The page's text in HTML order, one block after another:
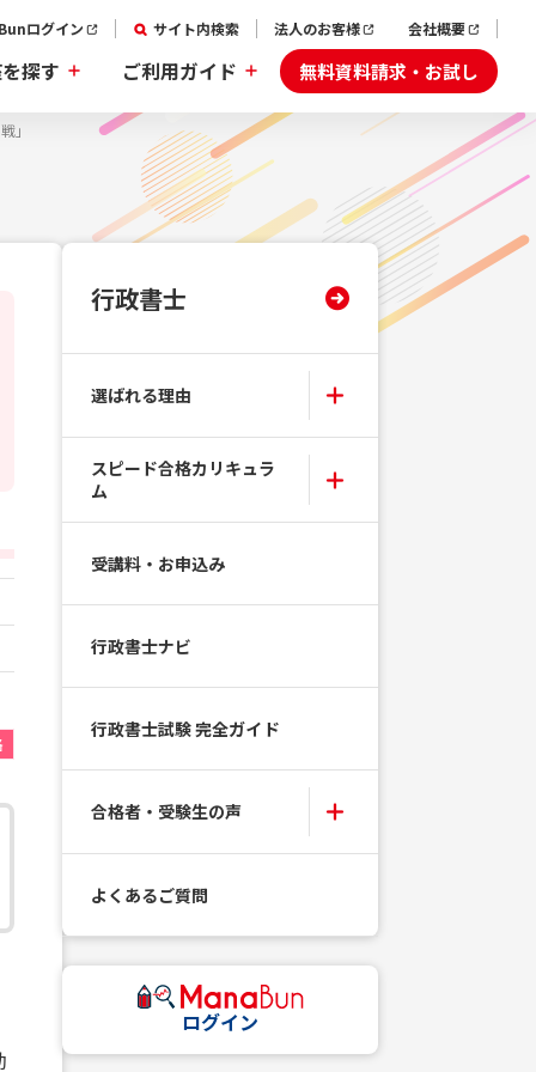
ログイン サイト内検索 法人のお客様 会社概要
探す ご利用ガイド 無料資料請求・お試し
」
行政書士
選ばれる理由
スピード合格カリキュラ
ム
受講料・お申込み
行政書士ナビ
行政書士試験 完全ガイド
合格者・受験生の声
よくあるご質問
ログイン